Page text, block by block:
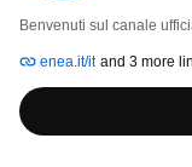
Benvenuti sul canale
enea.it/it and 3 more